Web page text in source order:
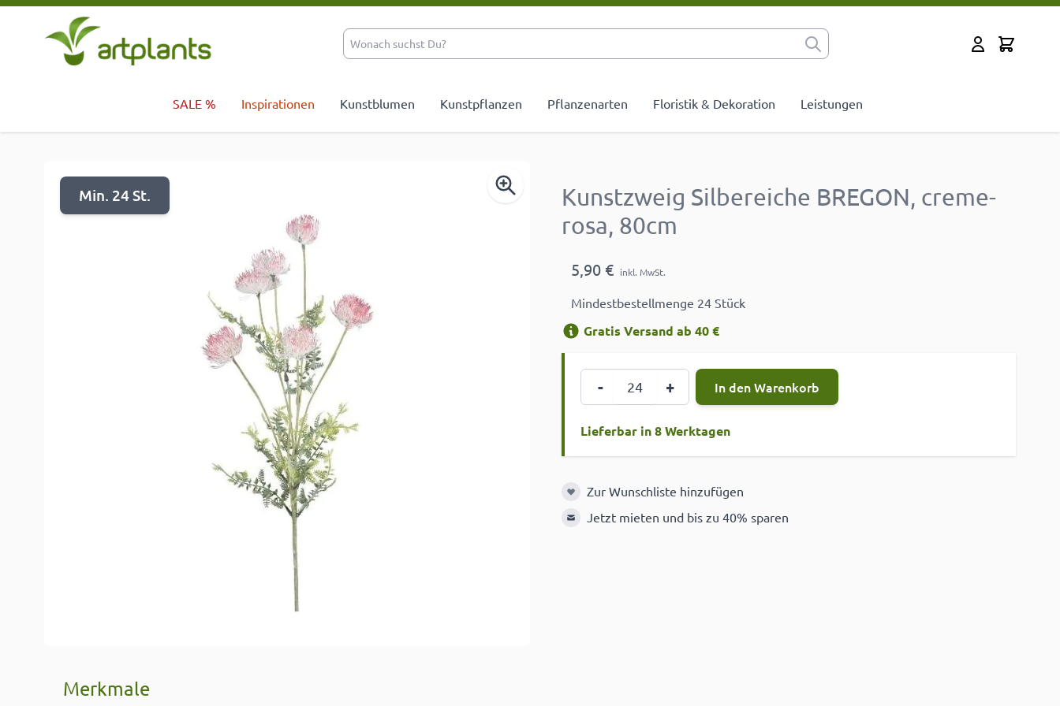
Zum Inhalt springen
Cart
SALE % Inspirationen Kunstblumen Kunstpflanzen Pflanzenarten Floristik & Dekoration Leistungen
Min. 24 St.
Kunstzweig Silbereiche BREGON, creme-
rosa, 80cm
5,90 € inkl. MwSt.
Mindestbestellmenge 24 Stück
Gratis Versand ab 40 €
- + In den Warenkorb
Lieferbar in 8 Werktagen
Zur Wunschliste hinzufügen
Zur Wunschliste hinzufügen
Jetzt mieten und bis zu 40% sparen
Merkmale